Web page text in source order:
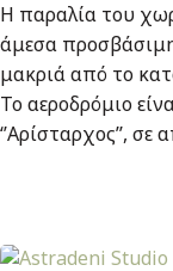
Η παραλία του
άμεσα
μακριά από το
Το αεροδρόμιο
‘’Αρίσταρχος’’,